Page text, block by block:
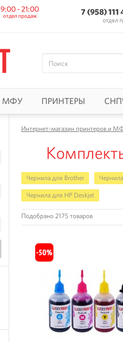
9:00 - 21:00
отдел продаж 7 (958) 111
отдел
МФУ ПРИНТЕРЫ
Интернет-магазин принтеров и
Чернила для Brother
Чернила для HP Deskjet
Подобрано 2175 товаров